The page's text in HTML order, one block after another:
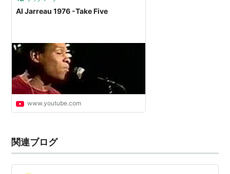
Al Jarreau 1976 -Take Five
www.youtube.com
関連ブログ